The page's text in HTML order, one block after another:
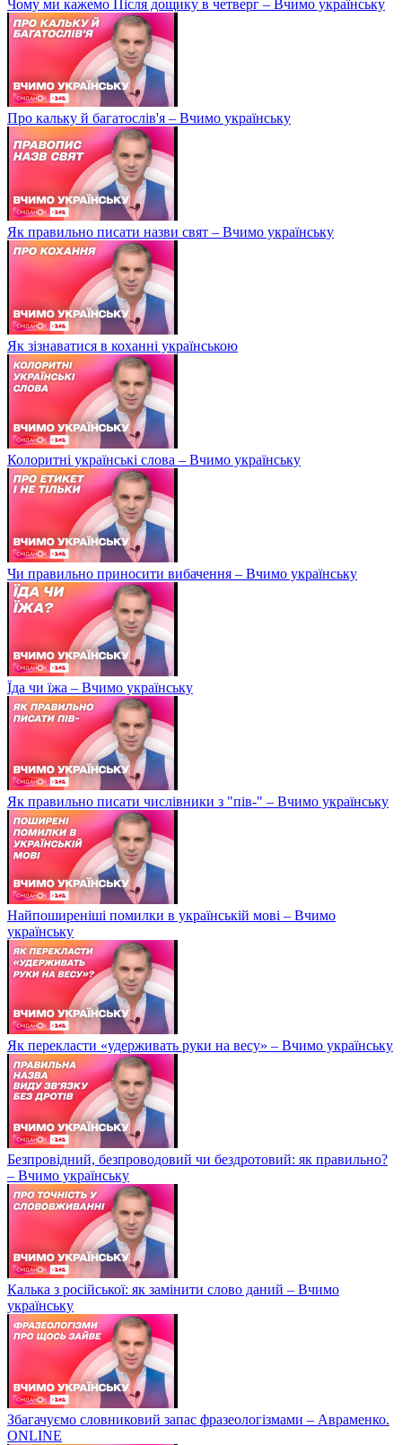
Чому ми кажемо Після дощику в четверг – Вчимо українську
Про кальку й багатослів'я – Вчимо українську
Як правильно писати назви свят – Вчимо українську
Як зізнаватися в коханні українською
Колоритні українські слова – Вчимо українську
Чи правильно приносити вибачення – Вчимо українську
Їда чи їжа – Вчимо українську
Як правильно писати числівники з "пів-" – Вчимо українську
Найпоширеніші помилки в українській мові – Вчимо
українську
Як перекласти «удерживать руки на весу» – Вчимо українську
Безпровідний, безпроводовий чи бездротовий: як правильно?
– Вчимо українську
Калька з російської: як замінити слово даний – Вчимо
українську
Збагачуємо словниковий запас фразеологізмами – Авраменко.
ONLINE